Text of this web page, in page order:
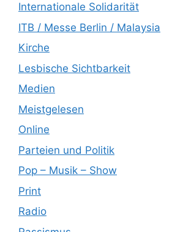
Internationale Solidarität
ITB / Messe Berlin / Malaysia
Kirche
Lesbische Sichtbarkeit
Medien
Meistgelesen
Online
Parteien und Politik
Pop – Musik – Show
Print
Radio